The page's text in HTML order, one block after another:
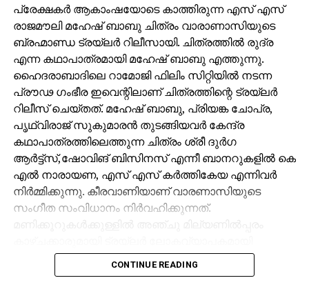
പ്രേക്ഷകർ ആകാംഷയോടെ കാത്തിരുന്ന എസ് എസ്
രാജമൗലി മഹേഷ് ബാബു ചിത്രം വാരാണാസിയുടെ
ബ്രഹ്മാണ്ഡ ട്രയ്ലർ റിലീസായി. ചിത്രത്തിൽ രുദ്ര
എന്ന കഥാപാത്രമായി മഹേഷ് ബാബു എത്തുന്നു.
ഹൈദരാബാദിലെ റാമോജി ഫിലിം സിറ്റിയിൽ നടന്ന
പ്രൗഢ ഗംഭീര ഇവെന്റിലാണ് ചിത്രത്തിന്റെ ട്രയ്ലർ
റിലീസ് ചെയ്തത്. മഹേഷ് ബാബു, പ്രിയങ്ക ചോപ്ര,
പൃഥ്വിരാജ് സുകുമാരൻ തുടങ്ങിയവർ കേന്ദ്ര
കഥാപാത്രത്തിലെത്തുന്ന ചിത്രം ശ്രീ ദുർഗ
ആർട്ട്സ്,ഷോവിങ് ബിസിനസ് എന്നീ ബാനറുകളിൽ കെ
എൽ നാരായണ, എസ് എസ് കർത്തികേയ എന്നിവർ
നിർമ്മിക്കുന്നു. കീരവാണിയാണ് വാരണാസിയുടെ
സംഗീത സംവിധാനം നിർവഹിക്കുന്നത്.
ട്രെൻഡിങ്ങിൽ മുന്നിലാണ്.CONTINUE READING